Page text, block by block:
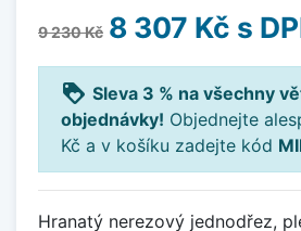
9 230 Kč 8 307 Kč s
loyalty Sleva 3 % na všechny
objednávky! Objednejte
Kč a v košíku zadejte kód
Hranatý nerezový jednodřez,